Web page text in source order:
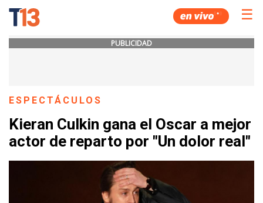
☰
PUBLICIDAD
ESPECTÁCULOS
Kieran Culkin gana el Oscar a mejor
actor de reparto por "Un dolor real"